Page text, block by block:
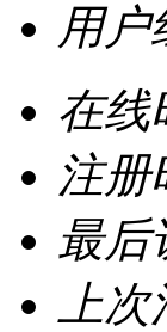
用户
在线
注册
最后
上